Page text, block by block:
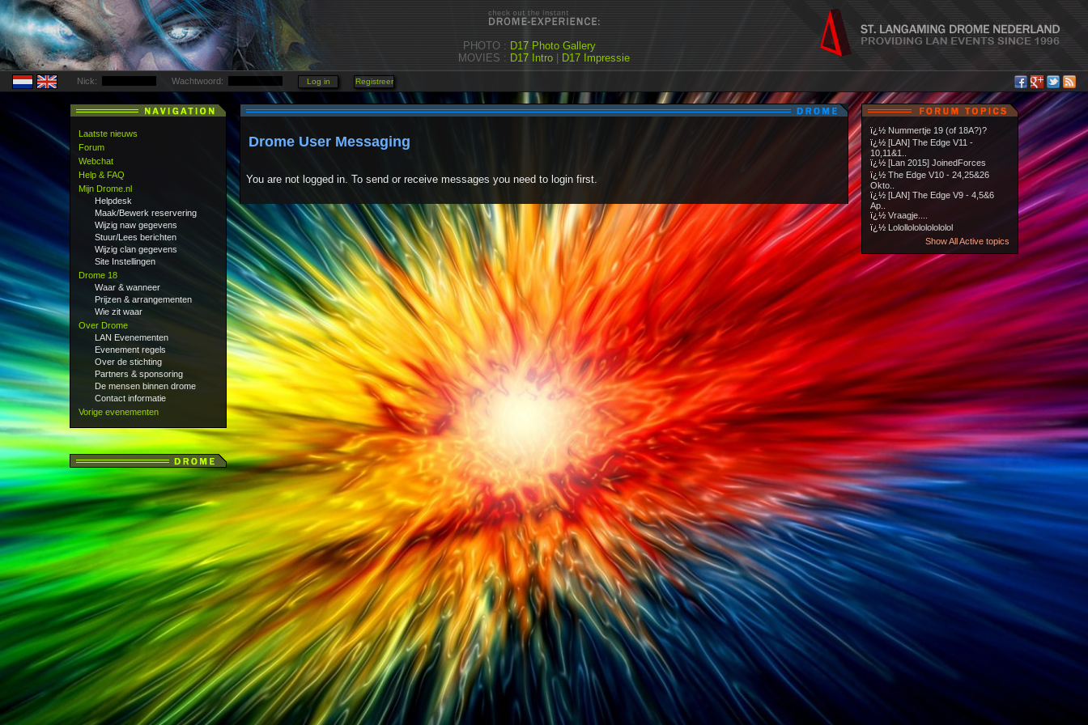
PHOTO : D17 Photo Gallery
MOVIES : D17 Intro D17 Impressie
Nick: Wachtwoord:
Laatste nieuws
Forum
Webchat
Help & FAQ
Mijn Drome.nl
Helpdesk
Maak/Bewerk reservering
Wijzig naw gegevens
Stuur/Lees berichten
Wijzig clan gegevens
Site Instellingen
Drome 18
Waar & wanneer
Prijzen & arrangementen
Wie zit waar
Over Drome
LAN Evenementen
Evenement regels
Over de stichting
Partners & sponsoring
De mensen binnen drome
Contact informatie
Vorige evenementen
ï¿½ Nummertje 19 (of 18A?)?
ï¿½ [LAN] The Edge V11 -
10,11&1..
ï¿½ [Lan 2015] JoinedForces
ï¿½ The Edge V10 - 24,25&26
Okto..
ï¿½ [LAN] The Edge V9 - 4,5&6
Ap..
ï¿½ Vraagje....
ï¿½ Lolollololololololol
Show All Active topics
Drome User Messaging
You are not logged in. To send or receive messages you need to login first.